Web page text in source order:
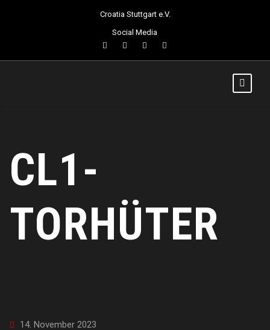
Croatia Stuttgart e.V.
Social Media
CL1-
TORHÜTER
14. November 2023